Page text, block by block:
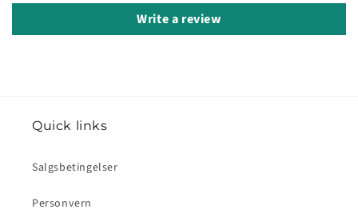
Write a review
Quick links
Salgsbetingelser
Personvern